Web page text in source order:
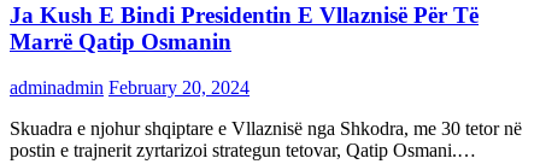
Ja Kush E Bindi Presidentin E Vllaznisë Për Të
Marrë Qatip Osmanin
adminadmin February 20, 2024
Skuadra e njohur shqiptare e Vllaznisë nga Shkodra, me 30 tetor në
postin e trajnerit zyrtarizoi strategun tetovar, Qatip Osmani.…